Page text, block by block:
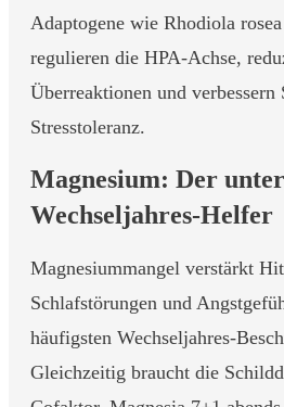
Adaptogene wie Rhodiola
regulieren die HPA-Achse,
Überreaktionen und verbessern
Stresstoleranz.
Magnesium: Der
Wechseljahres-Helfer
Magnesiummangel verstärkt
Schlafstörungen und
häufigsten Wechseljahres-
Gleichzeitig braucht die